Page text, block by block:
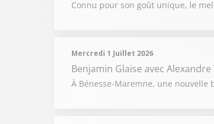
Connu pour son goût unique, le
Mercredi 1 Juillet 2026
Benjamin Glaise avec Alexandre
À Bénesse-Maremne, une